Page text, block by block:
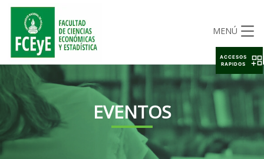
MENÚ
EVENTOS
ACCESOS
RAPIDOS